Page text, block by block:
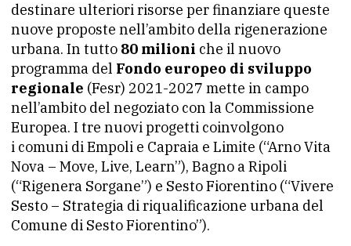
destinare ulteriori risorse per finanziare queste
nuove proposte nell’ambito della rigenerazione
urbana. In tutto 80 milioni che il nuovo
programma del Fondo europeo di sviluppo
regionale (Fesr) 2021-2027 mette in campo
nell’ambito del negoziato con la Commissione
Europea. I tre nuovi progetti coinvolgono
i comuni di Empoli e Capraia e Limite (“Arno Vita
Nova – Move, Live, Learn”), Bagno a Ripoli
(“Rigenera Sorgane”) e Sesto Fiorentino (“Vivere
Sesto – Strategia di riqualificazione urbana del
Comune di Sesto Fiorentino”).